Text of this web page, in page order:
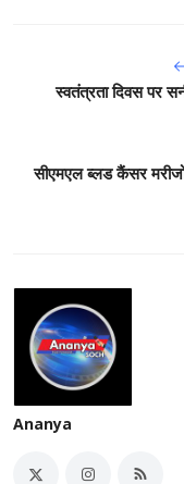
स्वतंत्रता दिवस पर
सीएमएल ब्लड कैंसर
Ananya